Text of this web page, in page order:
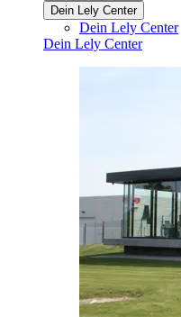
Dein Lely Center
Dein Lely Center
Dein Lely Center